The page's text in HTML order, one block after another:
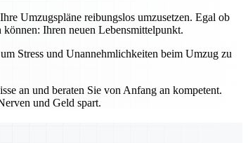
Umzugspläne reibungslos umzusetzen. Egal ob
Ihren neuen Lebensmittelpunkt.
Stress und Unannehmlichkeiten beim Umzug zu
an und beraten Sie von Anfang an kompetent.
und Geld spart.